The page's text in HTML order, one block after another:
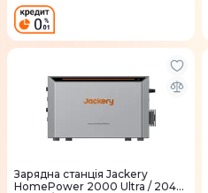
Зарядна станція Jackery
HomePower 2000 Ultra / 2048